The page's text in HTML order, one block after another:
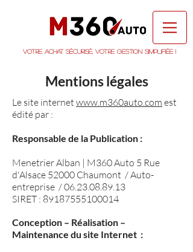
Votre achat sécurisé, votre gestion simplifiée !
Mentions légales
Le site internet www.m360auto.com est
édité par :
Responsable de la Publication :
Menetrier Alban | M360 Auto 5 Rue
d'Alsace 52000 Chaumont / Auto-
entreprise /06.23.08.89.13
SIRET : 89187555100014
Conception – Réalisation –
Maintenance du site Internet :